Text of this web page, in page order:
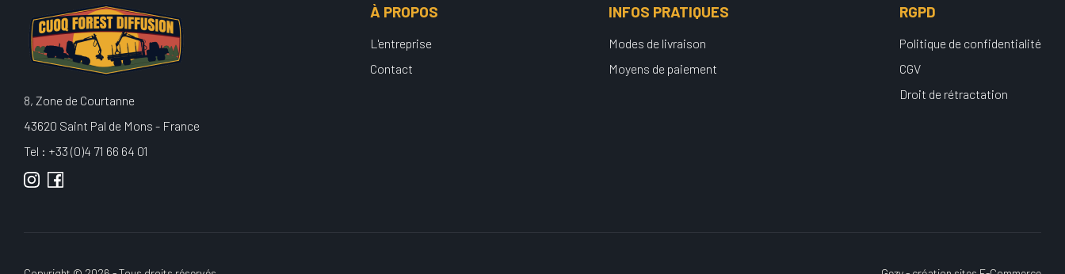
8, Zone de Courtanne
43620 Saint Pal de Mons - France
Tel : +33 (0)4 71 66 64 01
À PROPOS
L'entreprise
Contact
INFOS PRATIQUES
Modes de livraison
Moyens de paiement
RGPD
Politique de confidentialité
CGV
Droit de rétractation